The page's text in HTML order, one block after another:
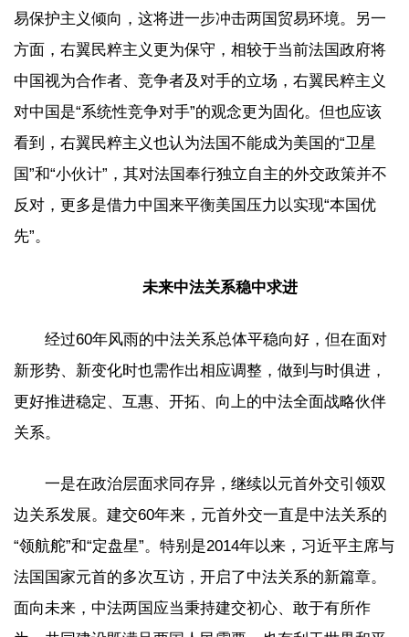
易保护主义倾向，这将进一步冲击两国贸易环境。另一
方面，右翼民粹主义更为保守，相较于当前法国政府将
中国视为合作者、竞争者及对手的立场，右翼民粹主义
对中国是“系统性竞争对手”的观念更为固化。但也应该
看到，右翼民粹主义也认为法国不能成为美国的“卫星
国”和“小伙计”，其对法国奉行独立自主的外交政策并不
反对，更多是借力中国来平衡美国压力以实现“本国优
先”。
未来中法关系稳中求进
经过60年风雨的中法关系总体平稳向好，但在面对
新形势、新变化时也需作出相应调整，做到与时俱进，
更好推进稳定、互惠、开拓、向上的中法全面战略伙伴
关系。
一是在政治层面求同存异，继续以元首外交引领双
边关系发展。建交60年来，元首外交一直是中法关系的
“领航舵”和“定盘星”。特别是2014年以来，习近平主席与
法国国家元首的多次互访，开启了中法关系的新篇章。
面向未来，中法两国应当秉持建交初心、敢于有所作